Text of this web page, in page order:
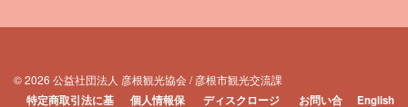
© 2026 公益社団法人 彦根観光協会 / 彦根市観光交流課
特定商取引法に基
個人情報保 ディスクロージ お問い合 English